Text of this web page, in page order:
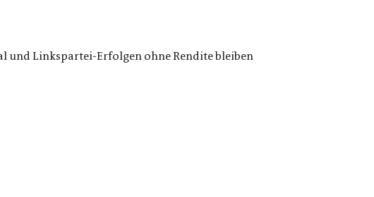
und Linkspartei-Erfolgen ohne Rendite bleiben